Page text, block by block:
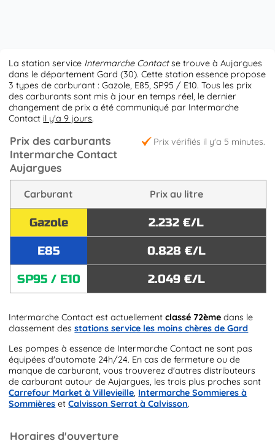
La station service Intermarche Contactse trouve à Aujargues
dans le département Gard (30). Cette station essence propose
3 types de carburant : Gazole, E85, SP95 / E10. Tous les prix
des carburants sont mis à jour en temps réel, le dernier
changement de prix a été communiqué par Intermarche
Contact il y'a 9 jours.
Prix vérifiés il y'a 5 minutes.
Prix des carburants
Intermarche Contact
Aujargues
Carburant Prix au litre
Gazole
2.232 €/L
E85
0.828 €/L
SP95 / E10
2.049 €/L
Intermarche Contact est actuellementclassé 72ème dans le
classement desstations service les moins chères de Gard
Les pompes à essence de Intermarche Contact ne sont pas
équipées d'automate 24h/24. En cas de fermeture ou de
manque de carburant, vous trouverez d'autres distributeurs
de carburant autour de Aujargues, les trois plus proches sont
Carrefour Market à Villevieille, Intermarche Sommieres à
Sommières etCalvisson Serrat à Calvisson.
Horaires d'ouverture